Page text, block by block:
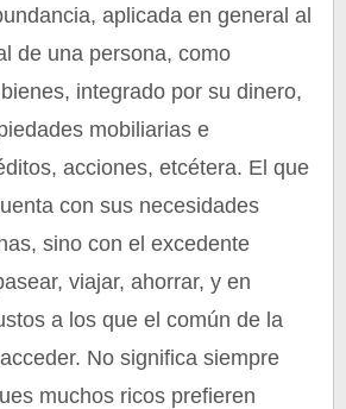
aplicada en general al
de una persona, como
integrado por su dinero,
mobiliarias e
acciones, etcétera. El que
con sus necesidades
sino con el excedente
viajar, ahorrar, y en
a los que el común de la
No significa siempre
muchos ricos prefieren